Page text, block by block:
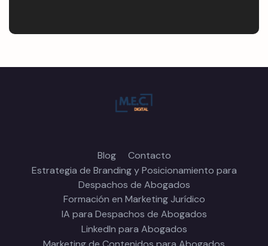
Blog
Contacto
Estrategia de Branding y Posicionamiento para
Despachos de Abogados
Formación en Marketing Jurídico
IA para Despachos de Abogados
LinkedIn para Abogados